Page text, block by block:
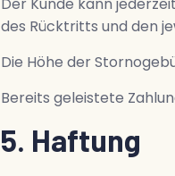
des Rücktritts und den
Die Höhe der
Bereits geleistete
5. Haftung